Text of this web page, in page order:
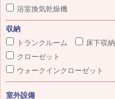
浴室換気乾燥機
収納
トランクルーム
床下収納
クローゼット
ウォークインクローゼット
室外設備